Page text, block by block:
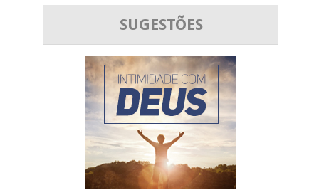
SUGESTÕES